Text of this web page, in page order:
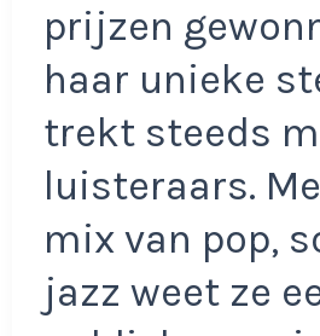
prijzen
haar unieke
trekt steeds
luisteraars.
mix van pop,
jazz weet ze